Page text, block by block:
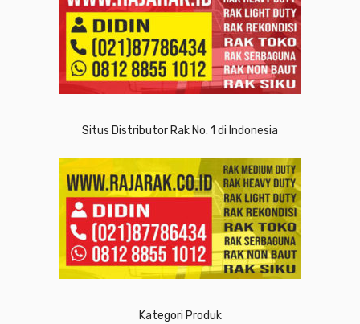
Situs Distributor Rak No. 1 di Indonesia
Kategori Produk